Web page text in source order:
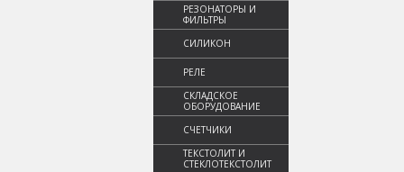
РЕЗОНАТОРЫ И
ФИЛЬТРЫ
СИЛИКОН
РЕЛЕ
СКЛАДСКОЕ
ОБОРУДОВАНИЕ
СЧЕТЧИКИ
ТЕКСТОЛИТ И
СТЕКЛОТЕКСТОЛИТ